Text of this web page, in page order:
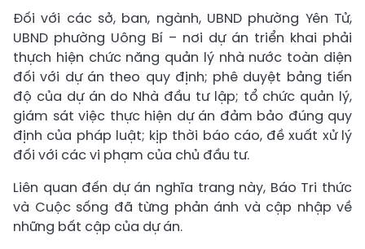
Đối với các sở, ban, ngành, UBND phường Yên Tử,
UBND phường Uông Bí – nơi dự án triển khai phải
thựch hiện chức năng quản lý nhà nước toàn diện
đối với dự án theo quy định; phê duyệt bảng tiến
độ của dự án do Nhà đầu tư lập; tổ chức quản lý,
giám sát việc thực hiện dự án đảm bảo đúng quy
định của pháp luật; kịp thời báo cáo, đề xuất xử lý
đối với các vi phạm của chủ đầu tư.
Liên quan đến dự án nghĩa trang này, Báo Tri thức
và Cuộc sống đã từng phản ánh và cập nhập về
những bất cập của dự án.